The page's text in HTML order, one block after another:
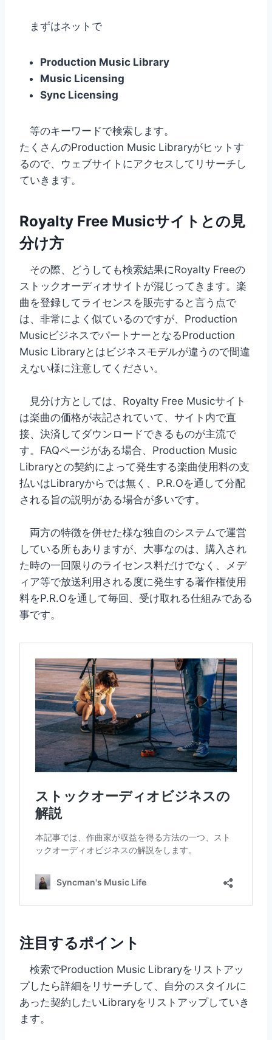
まずはネットで
Production Music Library
Music Licensing
Sync Licensing
等のキーワードで検索します。
たくさんのProduction Music Libraryがヒットす
るので、ウェブサイトにアクセスしてリサーチし
ていきます。
Royalty Free Musicサイトとの見
分け方
その際、どうしても検索結果にRoyalty Freeの
ストックオーディオサイトが混じってきます。楽
曲を登録してライセンスを販売すると言う点で
は、非常によく似ているのですが、Production
MusicビジネスでパートナーとなるProduction
Music Libraryとはビジネスモデルが違うので間違
えない様に注意してください。
見分け方としては、Royalty Free Musicサイト
は楽曲の価格が表記されていて、サイト内で直
接、決済してダウンロードできるものが主流で
す。FAQページがある場合、Production Music
Libraryとの契約によって発生する楽曲使用料の支
払いはLibraryからでは無く、P.R.Oを通して分配
される旨の説明がある場合が多いです。
両方の特徴を併せた様な独自のシステムで運営
している所もありますが、大事なのは、購入され
た時の一回限りのライセンス料だけでなく、メデ
ィア等で放送利用される度に発生する著作権使用
料をP.R.Oを通して毎回、受け取れる仕組みである
事です。
注目するポイント
検索でProduction Music Libraryをリストアッ
プしたら詳細をリサーチして、自分のスタイルに
あった契約したいLibraryをリストアップしていき
ます。